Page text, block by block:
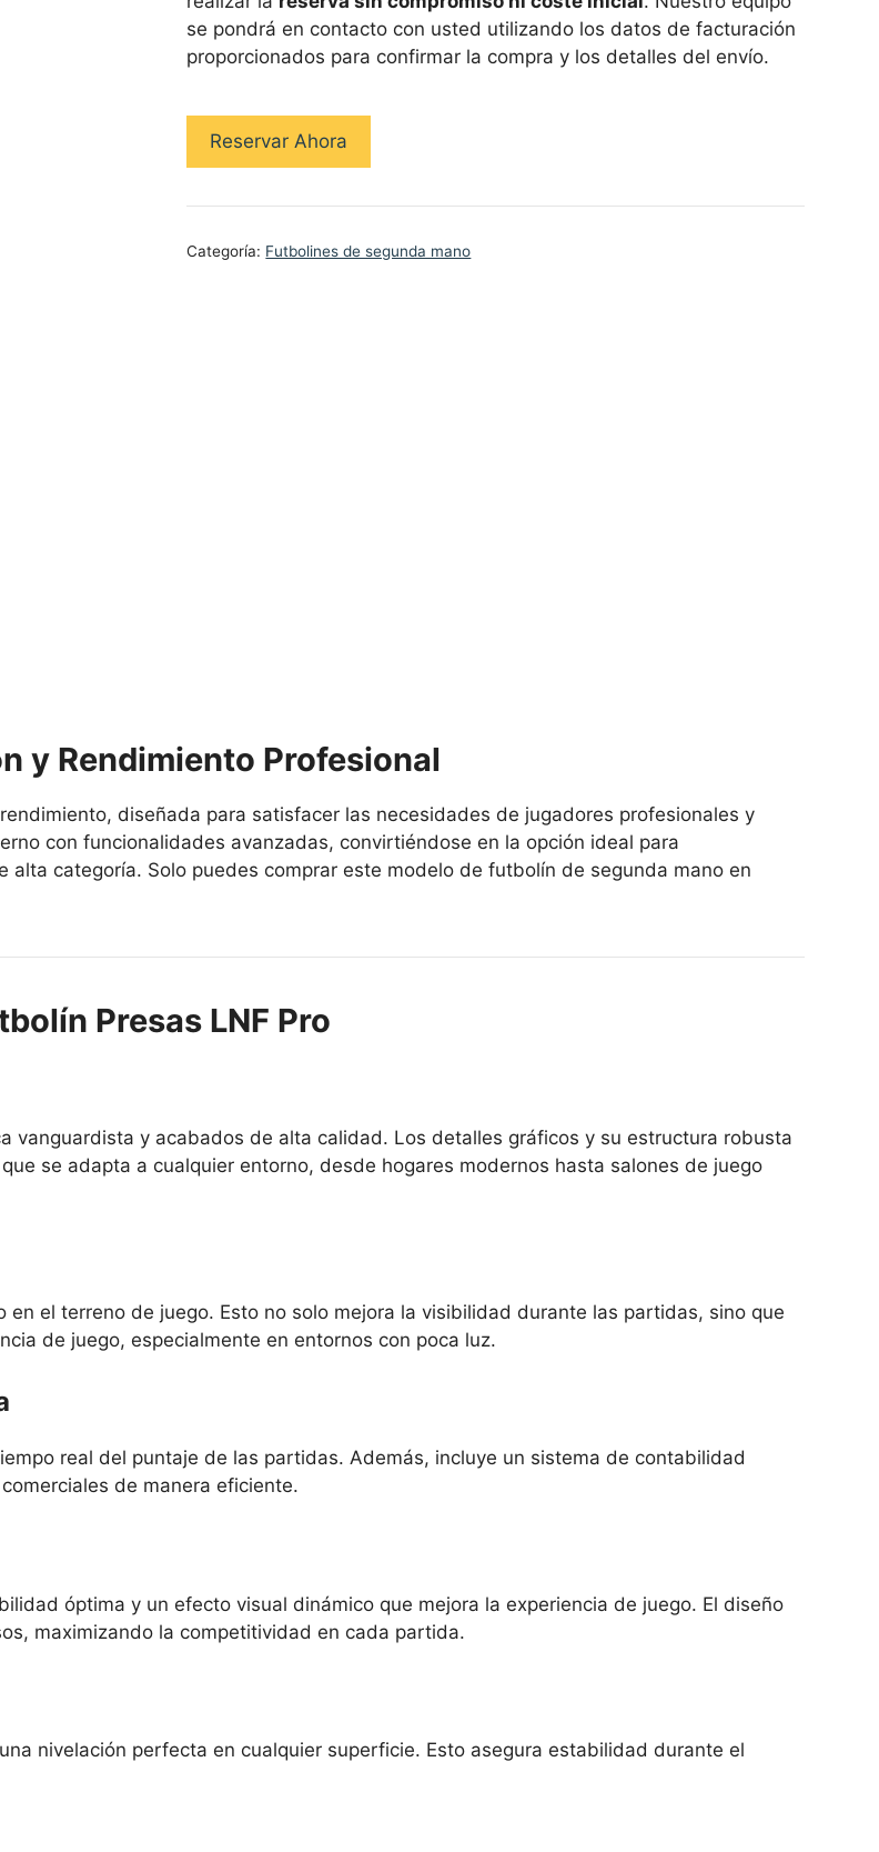
se pondrá en contacto con usted utilizando los datos de facturación
proporcionados para confirmar la compra y los detalles del envío.
Reservar Ahora
Categoría: Futbolines de segunda mano
y Rendimiento Profesional
diseñada para satisfacer las necesidades de jugadores profesionales y
con funcionalidades avanzadas, convirtiéndose en la opción ideal para
alta categoría. Solo puedes comprar este modelo de futbolín de segunda mano en
Presas LNF Pro
vanguardista y acabados de alta calidad. Los detalles gráficos y su estructura robusta
se adapta a cualquier entorno, desde hogares modernos hasta salones de juego
el terreno de juego. Esto no solo mejora la visibilidad durante las partidas, sino que
de juego, especialmente en entornos con poca luz.
real del puntaje de las partidas. Además, incluye un sistema de contabilidad
de manera eficiente.
óptima y un efecto visual dinámico que mejora la experiencia de juego. El diseño
maximizando la competitividad en cada partida.
nivelación perfecta en cualquier superficie. Esto asegura estabilidad durante el